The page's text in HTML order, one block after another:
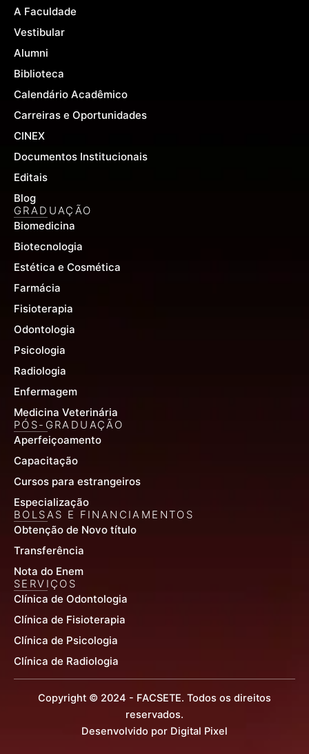
k
f
A Faculdade
Vestibular
Alumni
Biblioteca
Calendário Acadêmico
Carreiras e Oportunidades
CINEX
Documentos Institucionais
Editais
Blog
GRADUAÇÃO
Biomedicina
Biotecnologia
Estética e Cosmética
Farmácia
Fisioterapia
Odontologia
Psicologia
Radiologia
Enfermagem
Medicina Veterinária
PÓS-GRADUAÇÃO
Aperfeiçoamento
Capacitação
Cursos para estrangeiros
Especialização
BOLSAS E FINANCIAMENTOS
Obtenção de Novo título
Transferência
Nota do Enem
SERVIÇOS
Clínica de Odontologia
Clínica de Fisioterapia
Clínica de Psicologia
Clínica de Radiologia
Copyright © 2024 - FACSETE. Todos os direitos
reservados.
Desenvolvido por Digital Pixel